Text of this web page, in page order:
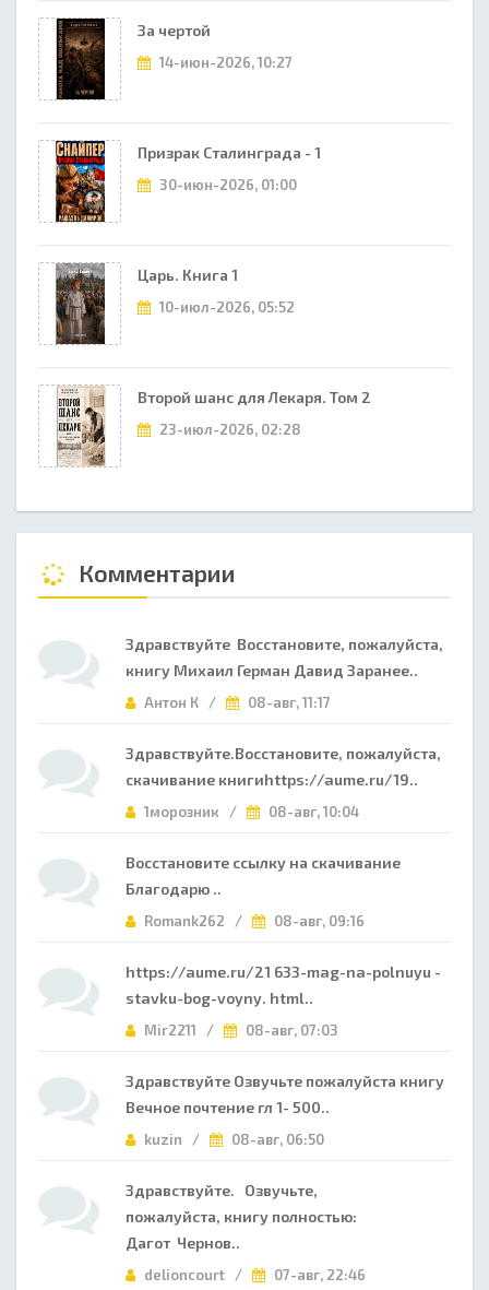
За чертой
14-июн-2026, 10:27
Призрак Сталинграда - 1
30-июн-2026, 01:00
Царь. Книга 1
10-июл-2026, 05:52
Второй шанс для Лекаря. Том 2
23-июл-2026, 02:28
Комментарии
Здравствуйте Восстановите, пожалуйста,
книгу Михаил Герман Давид Заранее..
Антон К / 08-авг, 11:17
Здравствуйте.Восстановите, пожалуйста,
скачивание книгиhttps://aume.ru/19..
1морозник / 08-авг, 10:04
Восстановите ссылку на скачивание
Благодарю ..
Romank262 / 08-авг, 09:16
https://aume.ru/21 633-mag-na-polnuyu -
stavku-bog-voyny. html..
Mir2211 / 08-авг, 07:03
Здравствуйте Озвучьте пожалуйста книгу
Вечное почтение гл 1- 500..
kuzin / 08-авг, 06:50
Здравствуйте. Озвучьте,
пожалуйста, книгу полностью:
Дагот Чернов..
delioncourt / 07-авг, 22:46